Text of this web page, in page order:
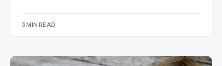
3 MIN READ